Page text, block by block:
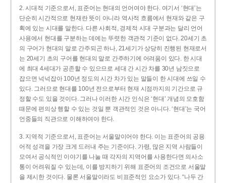
2. 시대적 기준으로서, 표준어는 현대의 언어여야 한다. 여기서 ‘현대’는
단순히 시간적으로 현재란 뜻이 아니라 역사적 흐름에서 현재와 같은 구
획에 있는 시대를 말한다. 다른 사회적, 경제적 시대 구분과는 달리 언어
사용에서 현대를 구분하는 데에는 뚜렷한 객관적 기준이 없다. 20세기 초
의 구어가 현대의 말로 간주되곤 하나, 21세기가 상당히 진행된 현재로서
는 20세기 초의 구어를 현대의 말로 간주하기에 어려움이 있다. 한 시대
에 최대 4세대가 공존할 수 있으므로 세대 간 시간 차를 30년 남짓으로
잡으면 넉넉잡아 100년 정도의 시간 차가 있는 말들이 한 시대에 쓰일 수
있다. 그러므로 현대를 100년 전으로부터 현재 시점까지의 기간으로 규
정할 수도 있을 것이다. 그러나 이러한 시간 인식은 ‘현대’ 개념의 모호함
때문에 편의상 행할 수 있는 것일 뿐 객관적인 것은 아니다. ‘현대’는 국어
언중들의 직관으로 이해하여야 한다.
3. 지역적 기준으로서, 표준어는 서울말이어야 한다. 이는 표준어의 공용
어적 성격을 가장 크게 드러내 주는 기준이다. 가령, 많은 지역 사람들이
모여서 공식적인 이야기를 나눌 때 각자의 지역어를 사용한다면 의사소
통이 어려워질 수 있는데, 이를 방지하기 위해 표준어의 조건으로 서울말
을 제시한 것이다. 물론 서울말이라도 비표준적인 요소가 있다. “나두 간